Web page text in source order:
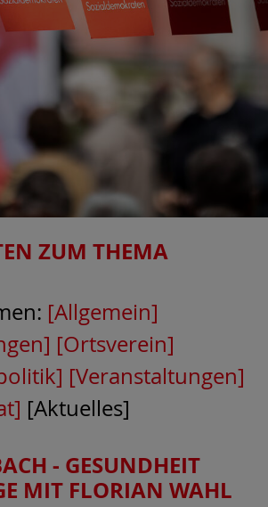
ZUM THEMA
[Allgemein]
[Ortsverein]
[Veranstaltungen]
[Aktuelles]
- GESUNDHEIT
MIT FLORIAN WAHL